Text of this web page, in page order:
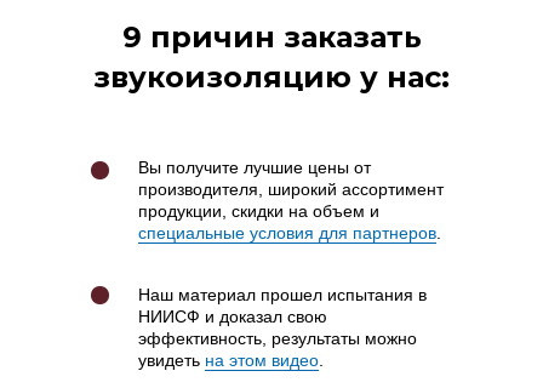
Вы получите лучшие цены от
производителя, широкий ассортимент
продукции, скидки на объем и
специальные условия для партнеров
9 причин заказать
звукоизоляцию у нас:
Наш материал прошел испытания в
НИИСФ и доказал свою
эффективность, результаты можно
увидеть на этом видео